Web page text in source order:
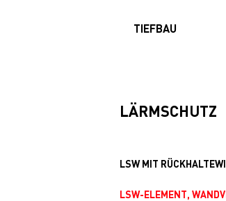
TIEFBAU
LÄRMSCHUTZ
LSW MIT
LSW-ELEMENT,